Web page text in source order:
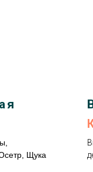
Щука